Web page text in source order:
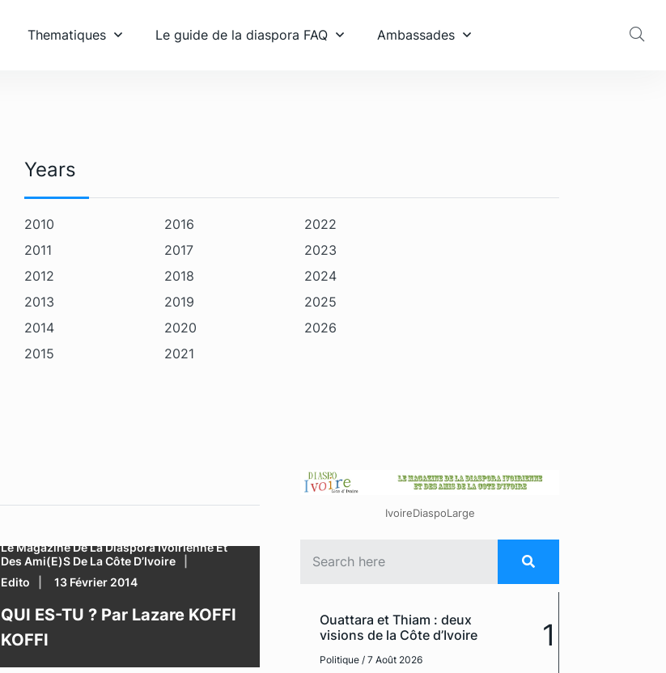
Thematiques Le guide de la diaspora FAQ Ambassades
Years
2010
2011
2012
2013
2014
2015
2016
2017
2018
2019
2020
2021
2022
2023
2024
2025
2026
Le Magazine De La Diaspora Ivoirienne Et
Des Ami(e)s De La Côte D’Ivoire
Edito
13 Février 2014
QUI ES-TU ? Par Lazare KOFFI
KOFFI
IvoireDiaspoLarge
Ouattara et Thiam : deux
visions de la Côte d’Ivoire
Politique / 7 Août 2026
1